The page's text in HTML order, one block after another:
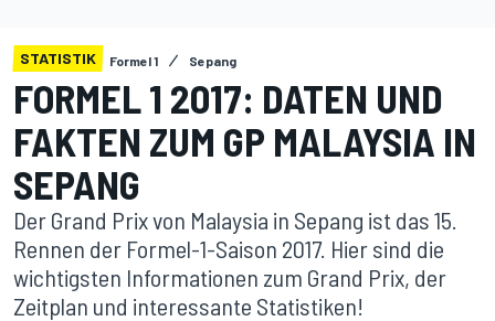
STATISTIK Formel 1 Sepang
FORMEL 1 2017: DATEN UND
FAKTEN ZUM GP MALAYSIA IN
SEPANG
Der Grand Prix von Malaysia in Sepang ist das 15.
Rennen der Formel-1-Saison 2017. Hier sind die
wichtigsten Informationen zum Grand Prix, der
Zeitplan und interessante Statistiken!